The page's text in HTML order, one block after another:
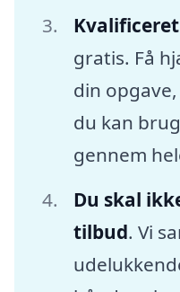
gratis. Få
din
du kan
gennem
Du skal
tilbud. Vi